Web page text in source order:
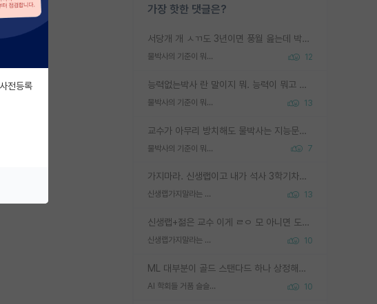
가장 핫한 댓글은?
서당개 개 ㅅㄲ도 3년이면 풍월 읊는데 박사 5년 이상 대리고 있으면서 물된건 교수 탓 맞는ㄱ게 거기가 서당이 아니란 소리임
물박사의 기준이 뭐임? 12
능력없는박사 란 말이지 뭐. 능력이 뭐고 능력이 있다는게 뭔지는 사람마다 기준이 다르니까 얘기해봐야 서로 자기 기준만 얘기해서 논쟁이 끝이 안나고. 주위에서 능력있고 야심있는 신입생이 교수가 유의미한 피드백을 아예 안주면서 제대로된 과제에 참여해볼 기회도 제공하지 않고 잡일 뺑뺑이만 돌려서 맨날 단순작업만 하면서 밤새다가 눈빛이 점점 죽어가는걸 본 사람은 물박사는 교수탓이라고 하고, 교수는 이것저것 알려도 주고 기회도 주고 사수 동기 붙여주면서 어떻게든 끌고가려고 하는데 본인이 매일 뺀질거리면서 출근 하는둥마는둥 하다가 기껏 와서도 폰이나 쳐다보다가 실험 망치고 저녁약속있어서 먼저 가볼게요~ 하는걸 본 사람은 물박사는 본인탓이라고 함.
물박사의 기준이 뭐임? 13
교수가 아무리 방치해도 물박사는 지능문제고 본인 의지 문제임. 만물 교수탓 하는 애들이 이상한거임.
물박사의 기준이 뭐임? 7
가지마라. 신생랩이고 내가 석사 3학기차인데 최고참인데 나도 아무것도 모르는데 교수가 후배들 왜 논문 교육 안시키냐. 논문 왜 안 써오냐 닦달한다
신생랩가지말라는 이유가 있었구나 13
신생랩+젊은 교수 이게 ㄹㅇ 모 아니면 도인듯.
신생랩가지말라는 이유가 있었구나 10
ML 대부분이 골드 스탠다드 하나 상정해놓고 (벤치마크 데이터셋이 여러 개면 여러 개 상정) 그거 얼마나 잘 맞추나 싸움임 가끔 번뜩이는 설계 철학을 보여주는 논문들도 있지만 대부분 그거 성적 얼마나 더 올리느라에 혈안이 되어 있는 측면이 잇음
AI 학회들 거품 슬슬 지적이 나오네요 10
전등록